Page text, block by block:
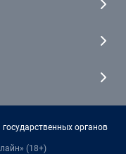
органов
(18+)